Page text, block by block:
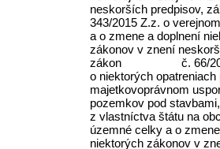
neskorších predpisov,
343/2015 Z.z. o
a o zmene a doplnení
zákonov v znení
zákon č. 66/
o niektorých opatreniach
majetkovoprávnom
pozemkov pod
z vlastníctva štátu na
územné celky a o
niektorých zákonov v